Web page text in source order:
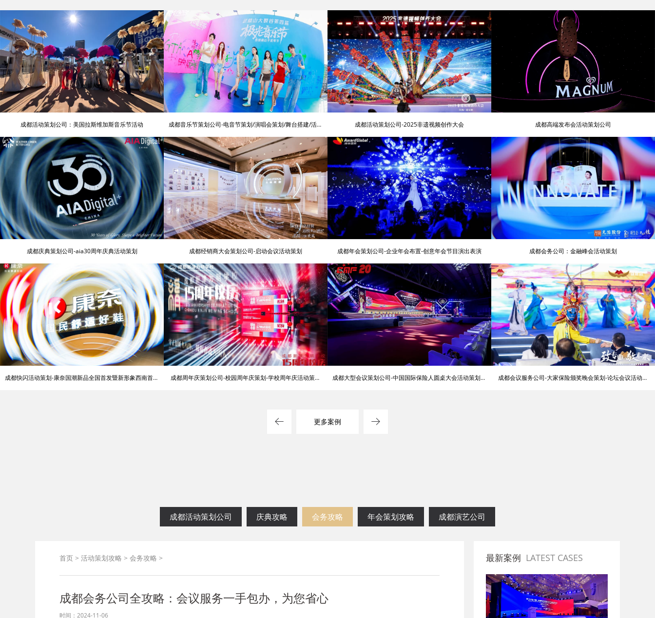
成都活动策划公司：美国拉斯维加斯音乐节活动 成都音乐节策划公司-电音节策划/演唱会策划/舞台搭建/活动
氛围布置/明星艺人网红邀请
成都活动策划公司-2025非遗视频创作大会 成都高端发布会活动策划公司
成都庆典策划公司-aia30周年庆典活动策划 成都经销商大会策划公司-启动会议活动策划 成都年会策划公司-企业年会布置-创意年会节目演出表演 成都会务公司：金融峰会活动策划
成都快闪活动策划-康奈国潮新品全国首发暨新形象西南首店 成都周年庆策划公司-校园周年庆策划-学校周年庆活动策划 成都大型会议策划公司-中国国际保险人圆桌大会活动策划公 成都会议服务公司-大家保险颁奖晚会策划-论坛会议活动策
更多案例
成都活动策划公司 庆典攻略 会务攻略 年会策划攻略 成都演艺公司
首页 > 活动策划攻略 > 会务攻略 >
成都会务公司全攻略：会议服务一手包办，为您省心
时间：2024-11-06
最新案例 LATEST CASES